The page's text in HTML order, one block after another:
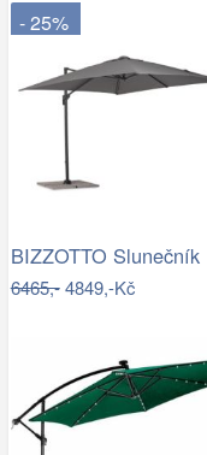
- 25%
6465,-4849,-Kč